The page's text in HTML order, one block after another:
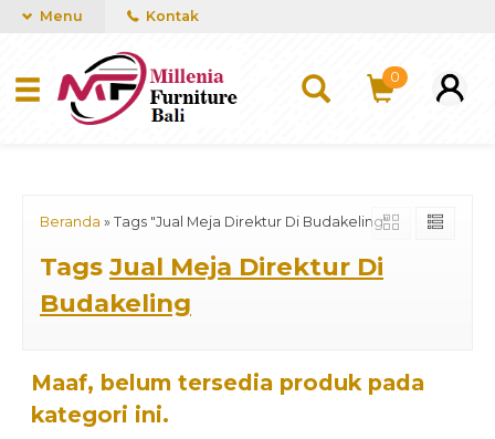
mUCn7CwGawCVTvwq7a99f4AgACOVgZvYEW65FFSDBf0
Menu Kontak
0
Beranda » Tags "Jual Meja Direktur Di Budakeling"
Tags Jual Meja Direktur Di
Budakeling
Maaf, belum tersedia produk pada
kategori ini.